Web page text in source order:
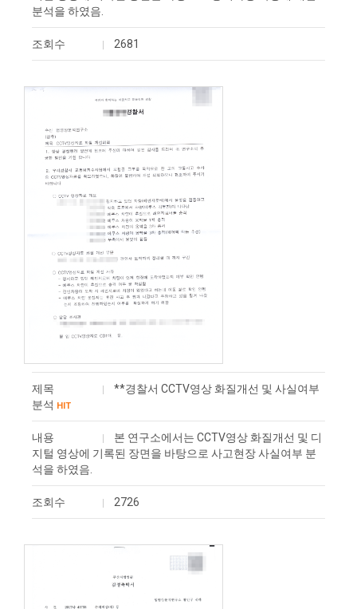
분석을 하였음.
조회수 2681
제목
**경찰서 CCTV영상 화질개선 및 사실여부
분석 HIT
내용
본 연구소에서는 CCTV영상 화질개선 및 디
지털 영상에 기록된 장면을 바탕으로 사고현장 사실여부 분
석을 하였음.
조회수 2726